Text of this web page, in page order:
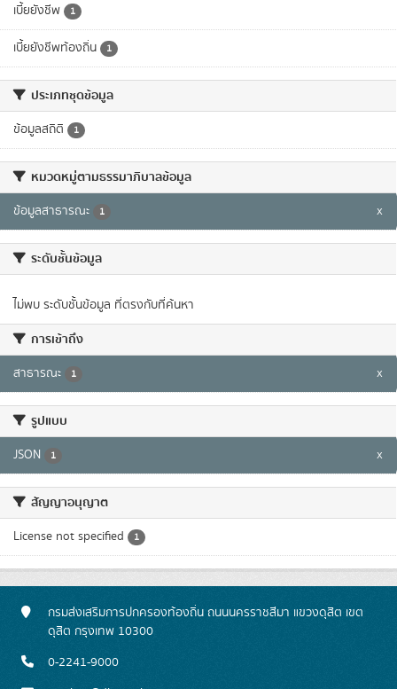
เบี้ยยังชีพ 1
เบี้ยยังชีพท้องถิ่น 1
ประเภทชุดข้อมูล
ข้อมูลสถิติ 1
หมวดหมู่ตามธรรมาภิบาลข้อมูล
ข้อมูลสาธารณะ 1 x
ระดับชั้นข้อมูล
ไม่พบ ระดับชั้นข้อมูล ที่ตรงกับที่ค้นหา
การเข้าถึง
สาธารณะ 1 x
รูปแบบ
JSON 1 x
สัญญาอนุญาต
License not specified 1
กรมส่งเสริมการปกครองท้องถิ่น ถนนนครราชสีมา แขวงดุสิต เขต
ดุสิต กรุงเทพ 10300
0-2241-9000